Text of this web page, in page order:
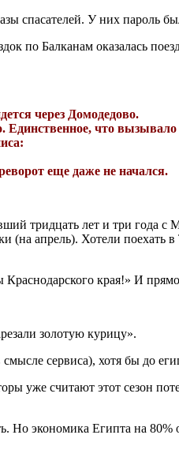
спасателей. У них пароль
по Балканам оказалась
через Домодедово.
что вызывало
еще даже не начался.
тридцать лет и три года с
апрель). Хоте­ли поехать в
края!» И
золотую курицу».
сервиса), хотя бы до
уже считают этот сезон
Но экономика Египта на